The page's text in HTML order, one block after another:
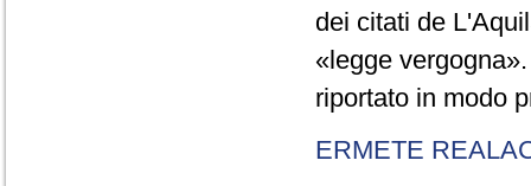
dei citati de
«legge
riportato in modo
ERMETE